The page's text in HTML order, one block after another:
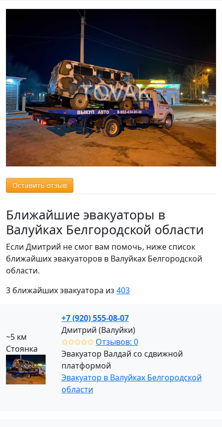
Оставить отзыв
Ближайшие эвакуаторы в
Валуйках Белгородской области
Если Дмитрий не смог вам помочь, ниже список
ближайших эвакуаторов в Валуйках Белгородской
области.
3 ближайших эвакуатора из 403
~5 км
Стоянка
+7 (920) 555-08-07
Дмитрий (Валуйки)
✩✩✩✩✩ Отзывов: 0
Эвакуатор Валдай со сдвижной
платформой
Эвакуатор в Валуйках Белгородской
области